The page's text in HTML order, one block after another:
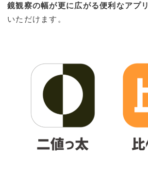
鏡観察の幅が更に広がる便利なアプリ
いただけます。